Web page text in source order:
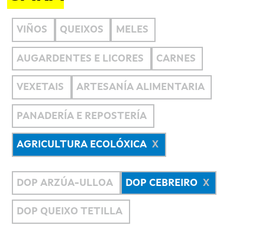
VIÑOS QUEIXOS MELES
AUGARDENTES E LICORES CARNES
VEXETAIS ARTESANÍA ALIMENTARIA
PANADERÍA E REPOSTERÍA
AGRICULTURA ECOLÓXICA
DOP ARZÚA-ULLOA DOP CEBREIRO
DOP QUEIXO TETILLA